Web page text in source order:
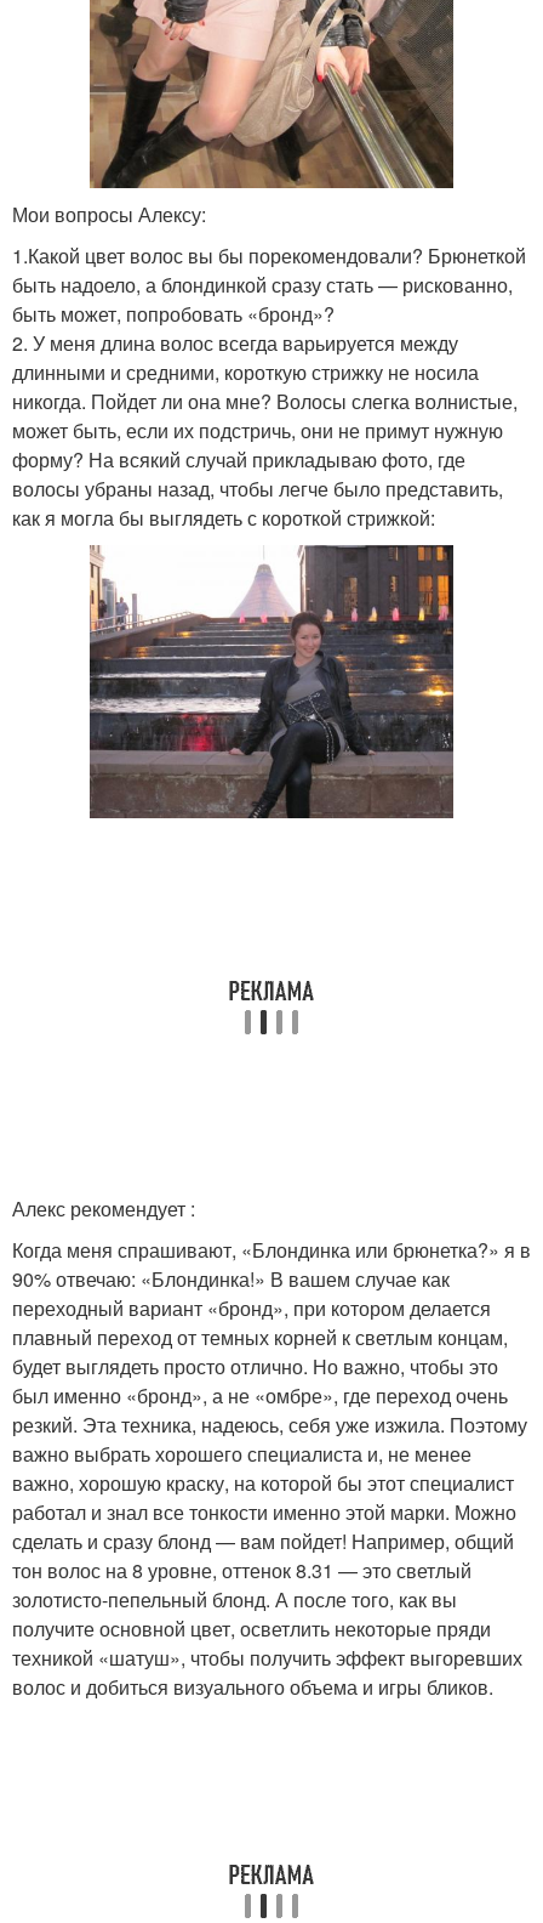
Мои вопросы Алексу:
1.Какой цвет волос вы бы порекомендовали? Брюнеткой
быть надоело, а блондинкой сразу стать — рискованно,
быть может, попробовать «бронд»?
2. У меня длина волос всегда варьируется между
длинными и средними, короткую стрижку не носила
никогда. Пойдет ли она мне? Волосы слегка волнистые,
может быть, если их подстричь, они не примут нужную
форму? На всякий случай прикладываю фото, где
волосы убраны назад, чтобы легче было представить,
как я могла бы выглядеть с короткой стрижкой:
Алекс рекомендует :
Когда меня спрашивают, «Блондинка или брюнетка?» я в
90% отвечаю: «Блондинка!» В вашем случае как
переходный вариант «бронд», при котором делается
плавный переход от темных корней к светлым концам,
будет выглядеть просто отлично. Но важно, чтобы это
был именно «бронд», а не «омбре», где переход очень
резкий. Эта техника, надеюсь, себя уже изжила. Поэтому
важно выбрать хорошего специалиста и, не менее
важно, хорошую краску, на которой бы этот специалист
работал и знал все тонкости именно этой марки. Можно
сделать и сразу блонд — вам пойдет! Например, общий
тон волос на 8 уровне, оттенок 8.31 — это светлый
золотисто-пепельный блонд. А после того, как вы
получите основной цвет, осветлить некоторые пряди
техникой «шатуш», чтобы получить эффект выгоревших
волос и добиться визуального объема и игры бликов.